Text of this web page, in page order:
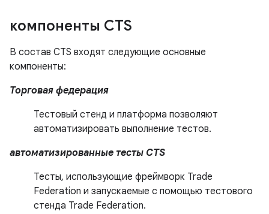
компоненты CTS
В состав CTS входят следующие основные
компоненты:
Торговая федерация
Тестовый стенд и платформа позволяют
автоматизировать выполнение тестов.
автоматизированные тесты CTS
Тесты, использующие фреймворк Trade
Federation и запускаемые с помощью тестового
стенда Trade Federation.